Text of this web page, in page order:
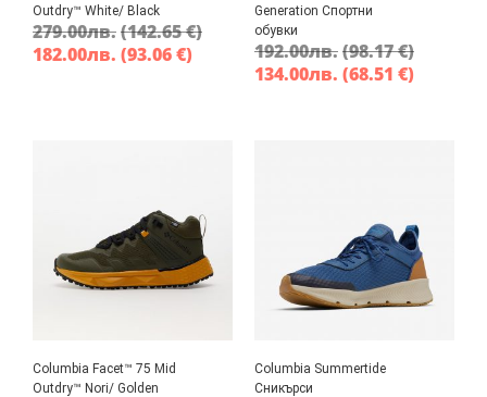
Outdry™ White/ Black
279.00лв.(142.65 €)
182.00лв. (93.06 €)
Generation Спортни
обувки
192.00лв.(98.17 €)
134.00лв. (68.51 €)
Columbia Facet™ 75 Mid
Outdry™ Nori/ Golden
Columbia Summertide
Сникърси